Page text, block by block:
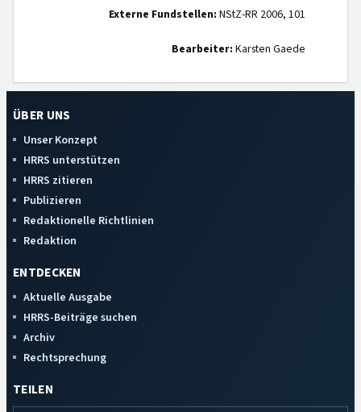
Externe Fundstellen: NStZ-RR 2006, 101
Bearbeiter: Karsten Gaede
ÜBER UNS
Unser Konzept
HRRS unterstützen
HRRS zitieren
Publizieren
Redaktionelle Richtlinien
Redaktion
ENTDECKEN
Aktuelle Ausgabe
HRRS-Beiträge suchen
Archiv
Rechtsprechung
TEILEN